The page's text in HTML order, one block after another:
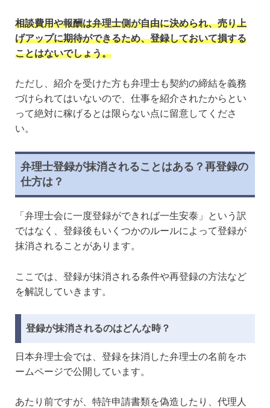
相談費用や報酬は弁理士側が自由に決められ、売り上
げアップに期待ができるため、登録しておいて損する
ことはないでしょう。
ただし、紹介を受けた方も弁理士も契約の締結を義務
づけられてはいないので、仕事を紹介されたからとい
って絶対に稼げるとは限らない点に留意してくださ
い。
弁理士登録が抹消されることはある？再登録の
仕方は？
「弁理士会に一度登録ができれば一生安泰」という訳
ではなく、登録後もいくつかのルールによって登録が
抹消されることがあります。
ここでは、登録が抹消される条件や再登録の方法など
を解説していきます。
登録が抹消されるのはどんな時？
日本弁理士会では、登録を抹消した弁理士の名前をホ
ームページで公開しています。
あたり前ですが、特許申請書類を偽造したり、代理人